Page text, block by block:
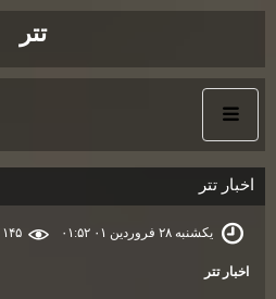
تتر
اخبار تتر
یکشنبه ۲۸ فروردین ۰۱ ۰۱:۵۲
اخبار تتر